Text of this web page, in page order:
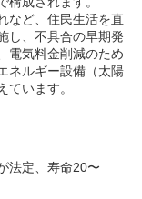
など、住民生活を直
し、不具合の早期発
電気料金削減のため
ネルギー設備（太陽
います。
法定、寿命20〜